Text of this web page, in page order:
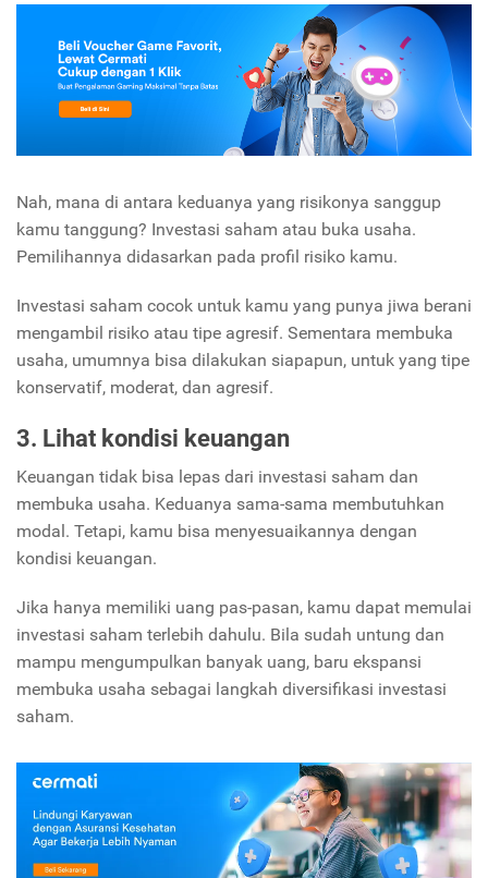
Nah, mana di antara keduanya yang risikonya sanggup
kamu tanggung? Investasi saham atau buka usaha.
Pemilihannya didasarkan pada profil risiko kamu.
Investasi saham cocok untuk kamu yang punya jiwa berani
mengambil risiko atau tipe agresif. Sementara membuka
usaha, umumnya bisa dilakukan siapapun, untuk yang tipe
konservatif, moderat, dan agresif.
3. Lihat kondisi keuangan
Keuangan tidak bisa lepas dari investasi saham dan
membuka usaha. Keduanya sama-sama membutuhkan
modal. Tetapi, kamu bisa menyesuaikannya dengan
kondisi keuangan.
Jika hanya memiliki uang pas-pasan, kamu dapat memulai
investasi saham terlebih dahulu. Bila sudah untung dan
mampu mengumpulkan banyak uang, baru ekspansi
membuka usaha sebagai langkah diversifikasi investasi
saham.